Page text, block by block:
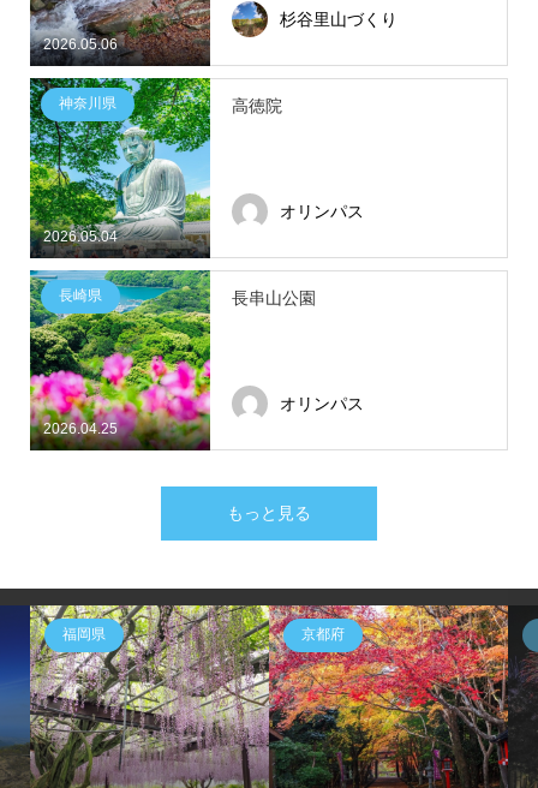
2026.05.06
杉谷里山づくり
2026.05.04
神奈川県 高徳院
オリンパス
2026.04.25
長崎県 長串山公園
オリンパス
もっと見る
福岡県 京都府